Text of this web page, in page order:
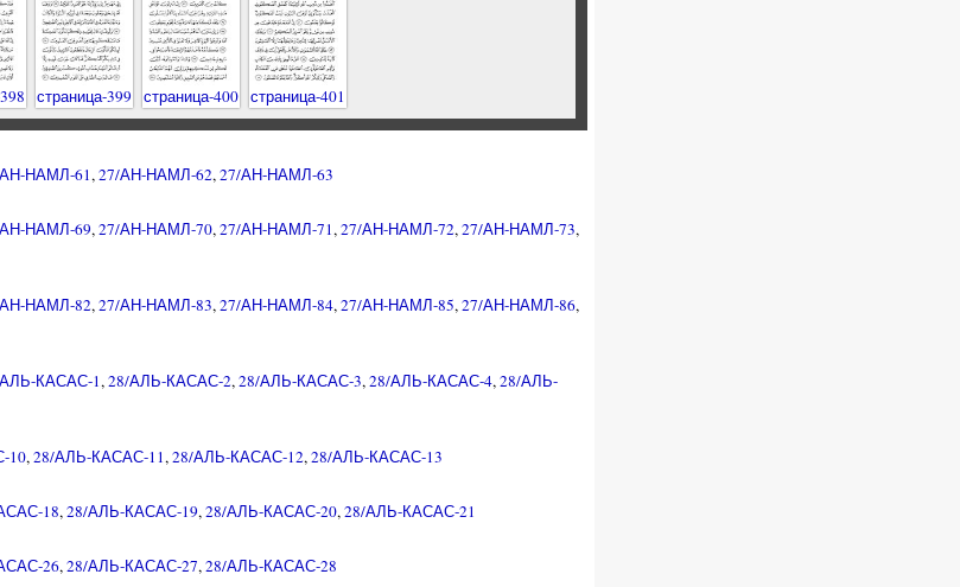
страница-399 страница-400 страница-401
НАМЛ-61,27/АН-НАМЛ-62,27/АН-НАМЛ-63
НАМЛ-69,27/АН-НАМЛ-70,27/АН-НАМЛ-71,27/АН-НАМЛ-72,27/АН-НАМЛ-73,
НАМЛ-82,27/АН-НАМЛ-83,27/АН-НАМЛ-84,27/АН-НАМЛ-85,27/АН-НАМЛ-86,
КАСАС-1,28/АЛЬ-КАСАС-2,28/АЛЬ-КАСАС-3,28/АЛЬ-КАСАС-4,28/АЛЬ-
10,28/АЛЬ-КАСАС-11,28/АЛЬ-КАСАС-12,28/АЛЬ-КАСАС-13
18,28/АЛЬ-КАСАС-19,28/АЛЬ-КАСАС-20,28/АЛЬ-КАСАС-21
26,28/АЛЬ-КАСАС-27,28/АЛЬ-КАСАС-28